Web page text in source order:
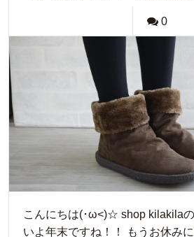
0
こんにちは(･ω<)☆ shop kilakila
いよ年末ですね！！ もうお休み